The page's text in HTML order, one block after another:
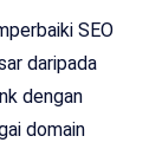
SEO
daripada
dengan
domain